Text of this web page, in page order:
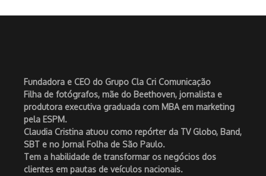
Fundadora e CEO do Grupo Cla Cri Comunicação
Filha de fotógrafos, mãe do Beethoven, jornalista e
produtora executiva graduada com MBA em marketing
pela ESPM.
Claudia Cristina atuou como repórter da TV Globo, Band,
SBT e no Jornal Folha de São Paulo.
Tem a habilidade de transformar os negócios dos
clientes em pautas de veículos nacionais.